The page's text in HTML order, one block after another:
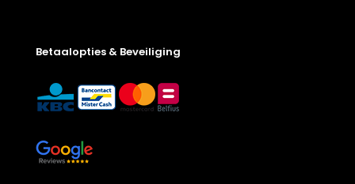
Betaalopties & Beveiliging